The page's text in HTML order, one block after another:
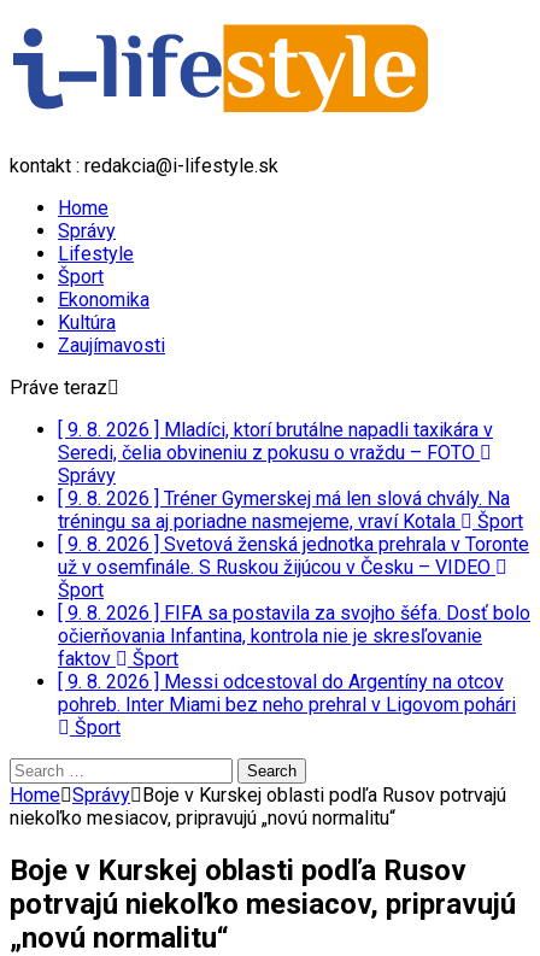
kontakt : redakcia@i-lifestyle.sk
Home
Správy
Lifestyle
Šport
Ekonomika
Kultúra
Zaujímavosti
Práve teraz
[ 9. 8. 2026 ] Mladíci, ktorí brutálne napadli taxikára v
Seredi, čelia obvineniu z pokusu o vraždu – FOTO
Správy
[ 9. 8. 2026 ] Tréner Gymerskej má len slová chvály. Na
tréningu sa aj poriadne nasmejeme, vraví Kotala
Šport
[ 9. 8. 2026 ] Svetová ženská jednotka prehrala v Toronte
už v osemfinále. S Ruskou žijúcou v Česku – VIDEO
Šport
[ 9. 8. 2026 ] FIFA sa postavila za svojho šéfa. Dosť bolo
očierňovania Infantina, kontrola nie je skresľovanie
faktov
Šport
[ 9. 8. 2026 ] Messi odcestoval do Argentíny na otcov
pohreb. Inter Miami bez neho prehral v Ligovom pohári
Šport
Search
for:
Home Správy Boje v Kurskej oblasti podľa Rusov potrvajú
niekoľko mesiacov, pripravujú „novú normalitu“
Boje v Kurskej oblasti podľa Rusov
potrvajú niekoľko mesiacov, pripravujú
„novú normalitu“